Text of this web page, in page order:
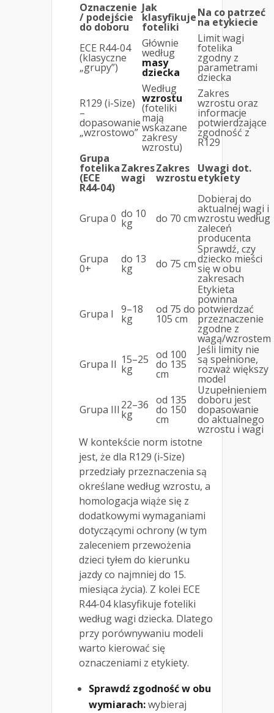
Oznaczenie
/ podejście
do doboru
Jak
klasyfikuje
foteliki
Na co patrzeć
na etykiecie
ECE R44-04
(klasyczne
„grupy”)
Głównie
według
masy
dziecka
Limit wagi
fotelika
zgodny z
parametrami
dziecka
R129 (i-Size)
–
dopasowanie
„wzrostowo”
Według
wzrostu
(foteliki
mają
wskazane
zakresy
wzrostu)
Zakres
wzrostu oraz
informacje
potwierdzające
zgodność z
R129
Grupa
fotelika
(ECE
R44-04)
Zakres
wagi
Zakres
wzrostu
Uwagi dot.
etykiety
Grupa 0 do 10
kg do 70 cm
Dobieraj do
aktualnej wagi i
wzrostu według
zaleceń
producenta
Grupa
0+
do 13
kg do 75 cm
Sprawdź, czy
dziecko mieści
się w obu
zakresach
Grupa I 9–18
kg
od 75 do
105 cm
Etykieta
powinna
potwierdzać
przeznaczenie
zgodne z
wagą/wzrostem
Grupa II 15–25
kg
od 100
do 135
cm
Jeśli limity nie
są spełnione,
rozważ większy
model
Grupa III 22–36
kg
od 135
do 150
cm
Uzupełnieniem
doboru jest
dopasowanie
do aktualnego
wzrostu i wagi
W kontekście norm istotne
jest, że dla R129 (i-Size)
przedziały przeznaczenia są
określane według wzrostu, a
homologacja wiąże się z
dodatkowymi wymaganiami
dotyczącymi ochrony (w tym
zaleceniem przewożenia
dzieci tyłem do kierunku
jazdy co najmniej do 15.
miesiąca życia). Z kolei ECE
R44-04 klasyfikuje foteliki
według wagi dziecka. Dlatego
przy porównywaniu modeli
warto kierować się
oznaczeniami z etykiety.
Sprawdź zgodność w obu
wymiarach:wybieraj